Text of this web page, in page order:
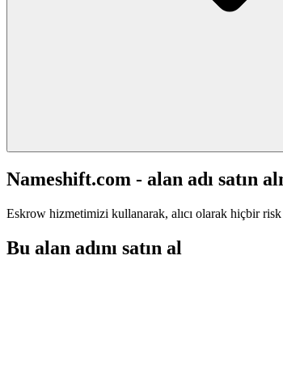
Nameshift.com - alan adı satın
Eskrow hizmetimizi kullanarak, alıcı olarak hiçbir
Bu alan adını satın al